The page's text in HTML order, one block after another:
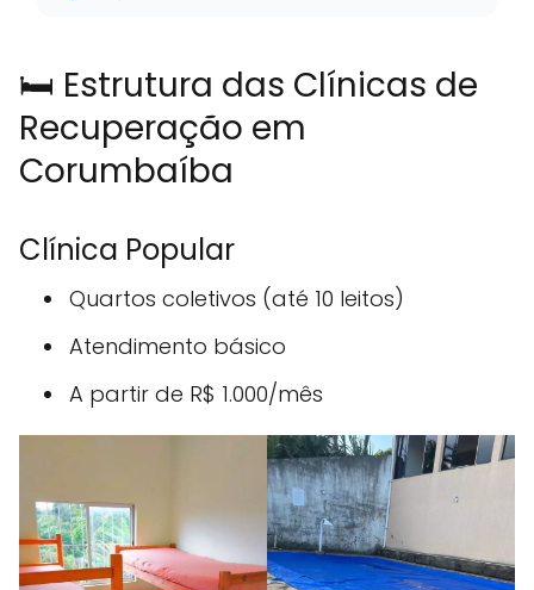
🛏️ Estrutura das Clínicas de
Recuperação em
Corumbaíba
Clínica Popular
Quartos coletivos (até 10 leitos)
Atendimento básico
A partir de R$ 1.000/mês